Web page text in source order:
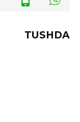
TUSHDA